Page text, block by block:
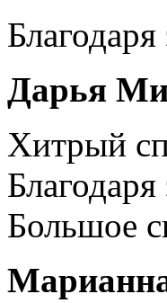
Дарья
Хитрый
Большое